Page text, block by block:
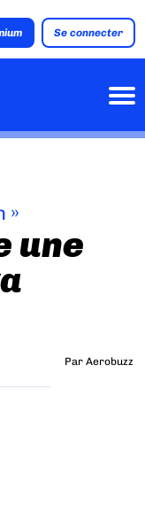
Se connecter
»
une
Par Aerobuzz